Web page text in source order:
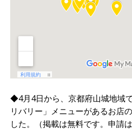
◆4月4日から、京都府山城地域
リバリー」メニューがあるお店
した。（掲載は無料です。申請は